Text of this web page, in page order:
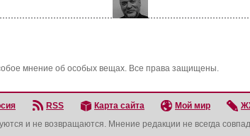
мнение об особых вещах. Все права защищены.
RSS Карта сайта Мой мир
и не возвращаются. Мнение редакции не всегда